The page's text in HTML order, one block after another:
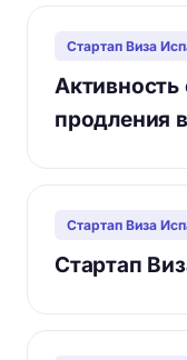
Стартап Виза
Активность
продления
Стартап Виза
Стартап